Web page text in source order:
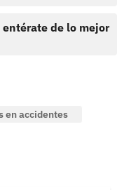
entérate de lo mejor
en accidentes